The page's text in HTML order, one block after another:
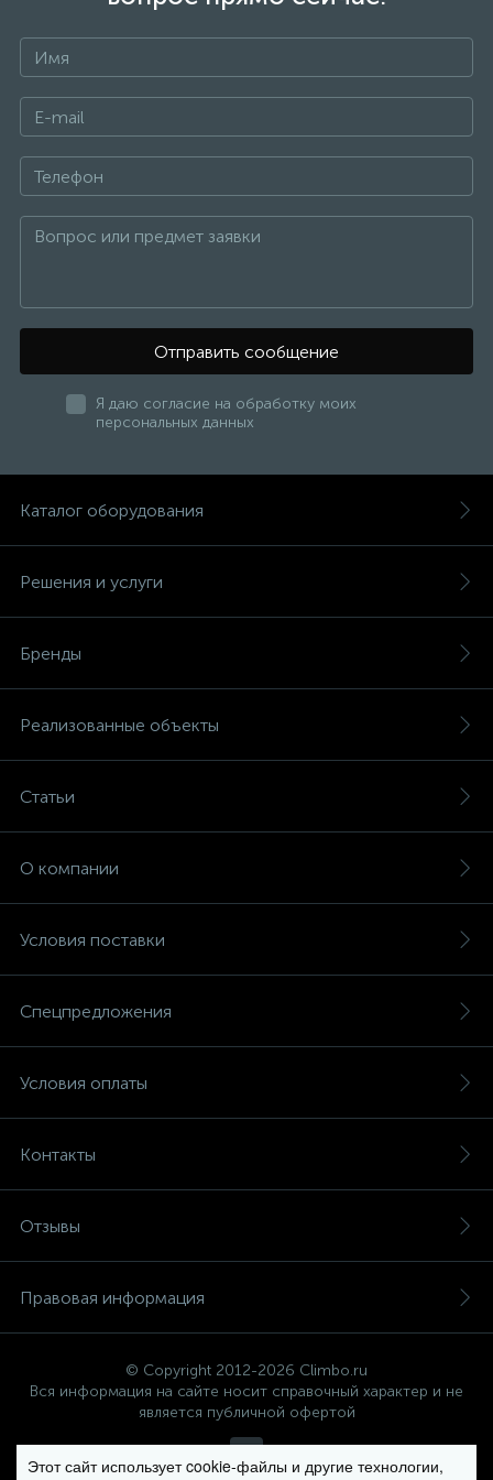
организуют доставку, при желании - установку и
изготовлении мебели, являются экологически чистыми
и долговечными.
Российские и европейские производители
обеспечивают длительный гарантийный срок и
Отправить сообщение
Я даю согласие на обработку моих
персональных данных
Каталог оборудования
Решения и услуги
Бренды
Реализованные объекты
Статьи
О компании
Условия поставки
Спецпредложения
Условия оплаты
Контакты
Отзывы
Правовая информация
© Copyright 2012-2026 Climbo.ru
Вся информация на сайте носит справочный характер и не
является публичной офертой
Этот сайт использует cookie-файлы и другие технологии,